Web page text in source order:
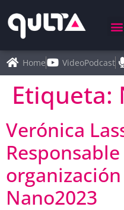
Home VideoPodcast
Etiqueta:
Verónica
Nano2023